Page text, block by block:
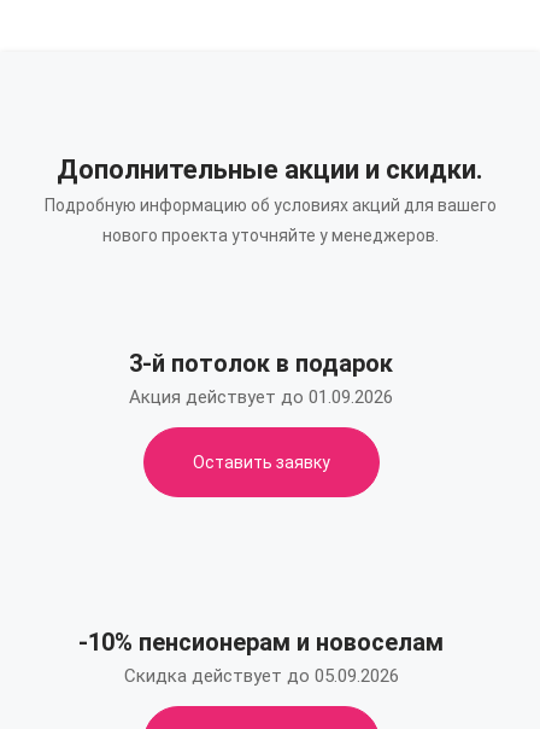
Дополнительные акции и скидки.
Подробную информацию об условиях акций для вашего
нового проекта уточняйте у менеджеров.
3-й потолок в подарок
Акция действует до 01.09.2026
Оставить заявку
-10% пенсионерам и новоселам
Скидка действует до 05.09.2026